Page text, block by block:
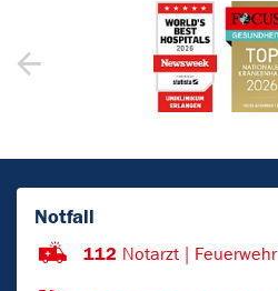
Notfall
112 Notarzt | Feuerwehr